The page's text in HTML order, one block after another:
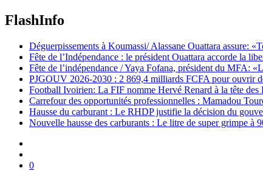
FlashInfo
Déguerpissements à Koumassi/ Alassane Ouattara assure:
Fête de l’Indépendance : le président Ouattara accorde la
Fête de l’indépendance / Yaya Fofana, président du MFA:
PJGOUV 2026-2030 : 2 869,4 milliards FCFA pour ouvrir
Football Ivoirien: La FIF nomme Hervé Renard à la tête des
Carrefour des opportunités professionnelles : Mamadou
Hausse du carburant : Le RHDP justifie la décision du
Nouvelle hausse des carburants : Le litre de super grimpe à
0